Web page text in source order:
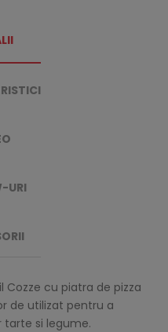
URI
cu piatra de pizza
de utilizat pentru a
tarte si legume.